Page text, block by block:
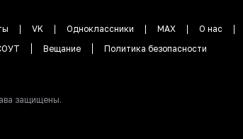
VK Одноклассники MAX О нас
Вещание
Политика безопасности
защищены.